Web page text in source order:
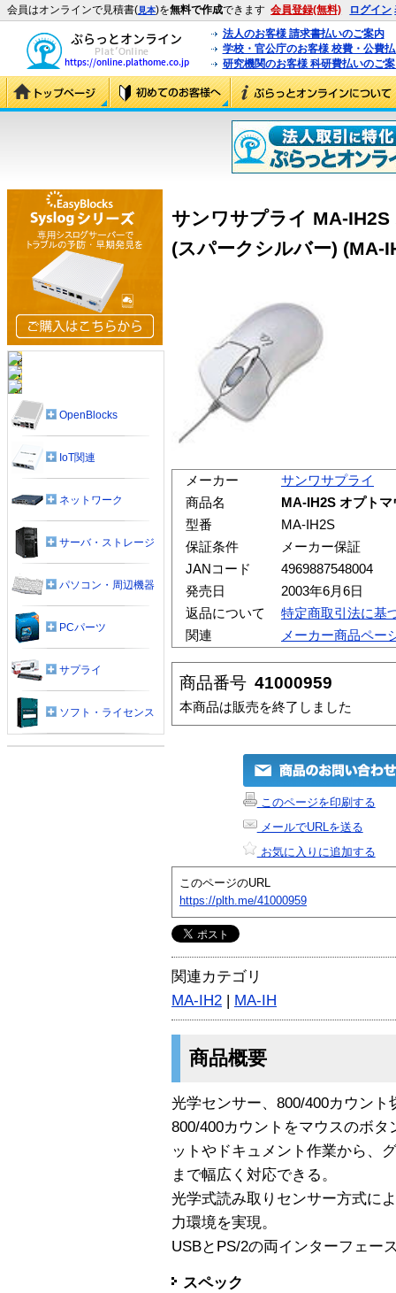
会員はオンラインで見積書(見本)を無料で作成できます 会員登録(無料) ログイン
法人のお客様 請求書払いのご案内
学校・官公庁のお客様 校費・公費
研究機関のお客様 科研費払いのご
サンワサプライ MA-
(スパークシルバー) (MA-
メーカー
サンワサプライ
商品名
MA-IH2S オプト
型番
MA-IH2S
保証条件
メーカー保証
JANコード
4969887548004
発売日
2003年6月6日
返品について
特定商取引法に基
関連
メーカー商品ペー
商品番号 41000959
本商品は販売を終了しました
このページを印刷する
メールでURLを送る
お気に入りに追加する
このページのURL
https://plth.me/41000959
関連カテゴリ
MA-IH2 | MA-IH
商品概要
光学センサー、800/400カウン
800/400カウントをマウスのボ
ットやドキュメント作業から、
まで幅広く対応できる。
光学式読み取りセンサー方式に
力環境を実現。
USBとPS/2の両インターフェー
スペック
OpenBlocks
IoT関連
ネットワーク
サーバ・ストレージ
パソコン・周辺機器
PCパーツ
サプライ
ソフト・ライセンス